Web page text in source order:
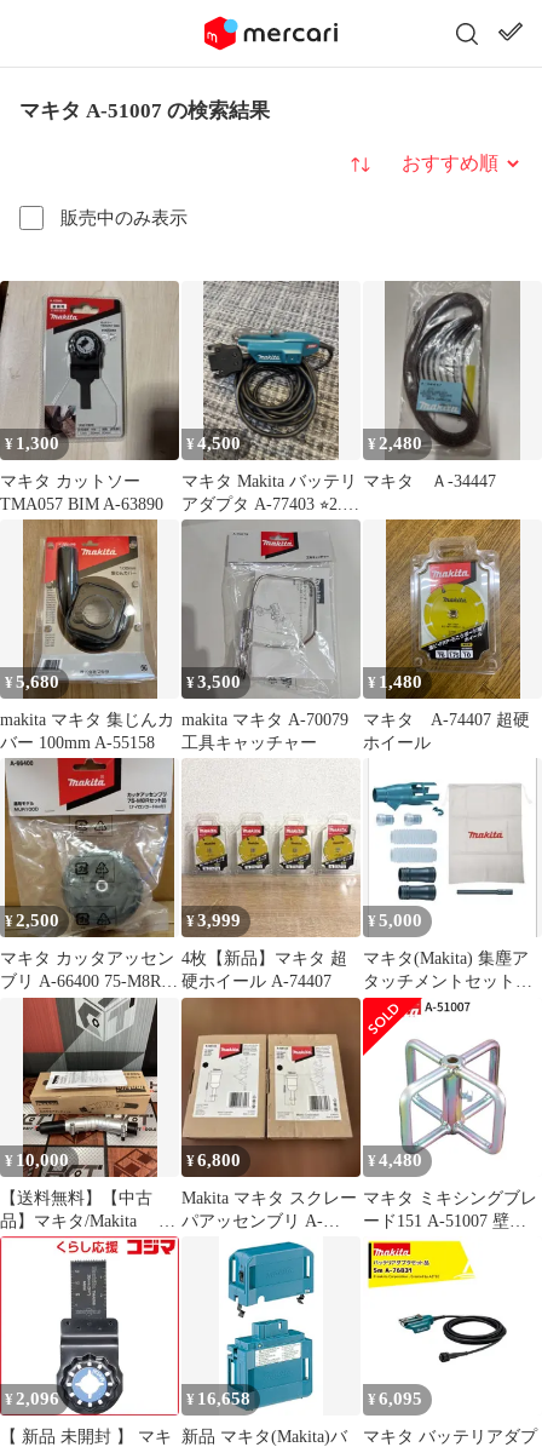
マキタ A-51007 の検索結果
販売中のみ表示
並び替え
¥ 1,300
マキタ カットソー
TMA057 BIM A-63890
¥4,500
マキタ Makita バッテリ
アダプタ A-77403 ⭐︎2.3
回使用⭐︎
¥ 2,480
マキタ Ａ-34447
¥5,680
makita マキタ 集じんカ
バー 100mm A-55158
¥3,500
makita マキタ A-70079
工具キャッチャー
¥ 1,480
マキタ A-74407 超硬
ホイール
¥2,500
マキタ カッタアッセン
ブリ A-66400 75-M8Rセ
ット品 MUR100D
¥3,999
4枚【新品】マキタ 超
硬ホイール A-74407
¥ 5,000
マキタ(Makita) 集塵ア
タッチメントセット品
196860-7
¥ 10,000
【送料無料】【中古
品】マキタ/Makita A-
75079 角度変更アタ
ッチメント【ハンズク
ラフト島根出雲】
¥6,800
Makita マキタ スクレー
パアッセンブリ A-
68155 2個セット
¥ 4,480
マキタ ミキシングブレ
ード151 A-51007 壁材用
makita 正規品 純正品 撹
拌機 撹拌 かくはん機
かくはん 刃 ブレード
アクセサリ アタッチメ
ント 部品 交換
¥ 2,096
【 新品 未開封 】 マキ
¥ 16,658
新品 マキタ(Makita)バ
¥ 6,095
マキタ バッテリアダプ